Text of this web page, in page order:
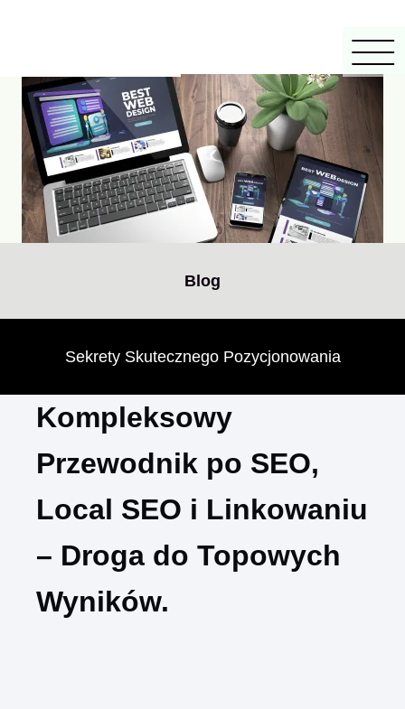
Blog
Sekrety Skutecznego Pozycjonowania
Kompleksowy
Przewodnik po SEO,
Local SEO i Linkowaniu
– Droga do Topowych
Wyników.